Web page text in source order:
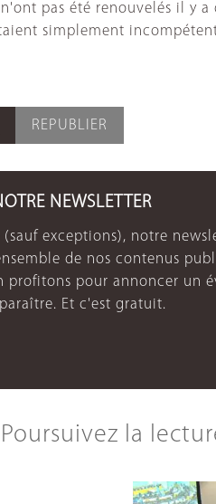
pas été renouvelés il y a
simplement
REPUBLIER
NEWSLETTER
exceptions), notre
de nos contenus
profitons pour annoncer un
Et c'est gratuit.
Poursuivez la